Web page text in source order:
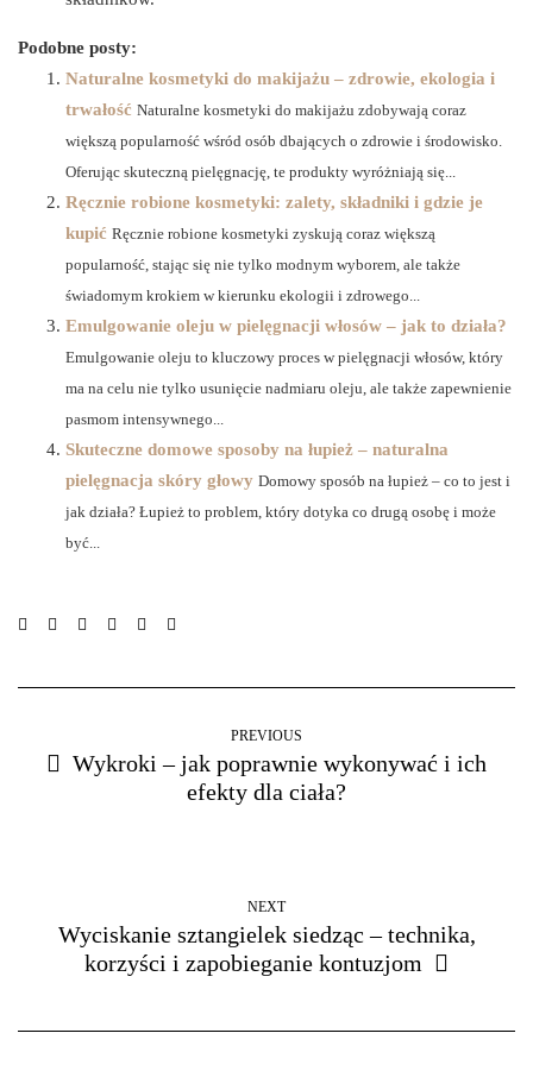
Podobne posty:
Naturalne kosmetyki do makijażu – zdrowie, ekologia i
trwałość Naturalne kosmetyki do makijażu zdobywają coraz
większą popularność wśród osób dbających o zdrowie i środowisko.
Oferując skuteczną pielęgnację, te produkty wyróżniają się...
Ręcznie robione kosmetyki: zalety, składniki i gdzie je
kupić Ręcznie robione kosmetyki zyskują coraz większą
popularność, stając się nie tylko modnym wyborem, ale także
świadomym krokiem w kierunku ekologii i zdrowego...
Emulgowanie oleju w pielęgnacji włosów – jak to działa?
Emulgowanie oleju to kluczowy proces w pielęgnacji włosów, który
ma na celu nie tylko usunięcie nadmiaru oleju, ale także zapewnienie
pasmom intensywnego...
Skuteczne domowe sposoby na łupież – naturalna
pielęgnacja skóry głowy Domowy sposób na łupież – co to jest i
jak działa? Łupież to problem, który dotyka co drugą osobę i może
być...
PREVIOUS
Wykroki – jak poprawnie wykonywać i ich
efekty dla ciała?
NEXT
Wyciskanie sztangielek siedząc – technika,
korzyści i zapobieganie kontuzjom